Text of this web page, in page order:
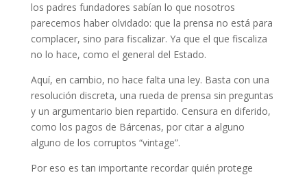
los padres fundadores sabían lo que nosotros
parecemos haber olvidado: que la prensa no está para
complacer, sino para fiscalizar. Ya que el que fiscaliza
no lo hace, como el general del Estado.
Aquí, en cambio, no hace falta una ley. Basta con una
resolución discreta, una rueda de prensa sin preguntas
y un argumentario bien repartido. Censura en diferido,
como los pagos de Bárcenas, por citar a alguno
alguno de los corruptos “vintage”.
Por eso es tan importante recordar quién protege